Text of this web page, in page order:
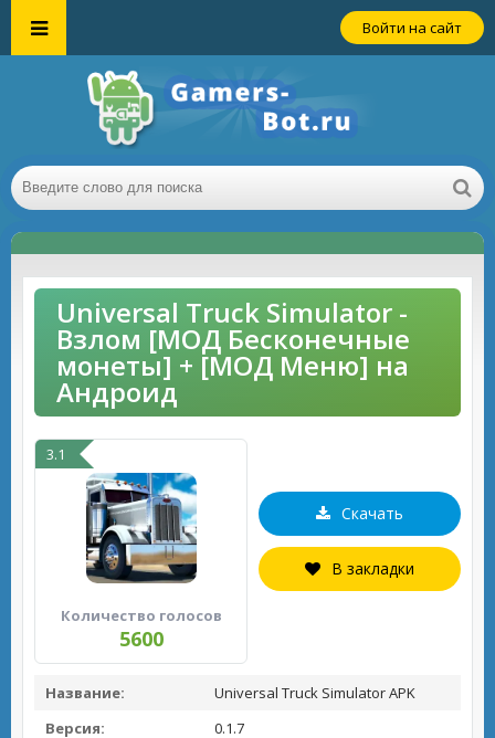
Войти на сайт
Universal Truck Simulator -
Взлом [МОД Бесконечные
монеты] + [МОД Меню] на
Андроид
3.1
Количество голосов
5600
Скачать
В закладки
Название:
Universal Truck Simulator APK
Версия:
0.1.7